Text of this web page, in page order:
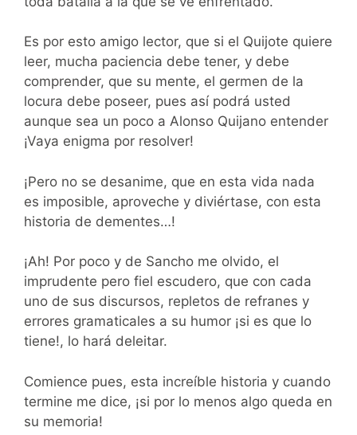
Es por esto amigo lector, que si el Quijote quiere
leer, mucha paciencia debe tener, y debe
comprender, que su mente, el germen de la
locura debe poseer, pues así podrá usted
aunque sea un poco a Alonso Quijano entender
¡Vaya enigma por resolver!
¡Pero no se desanime, que en esta vida nada
es imposible, aproveche y diviértase, con esta
historia de dementes…!
¡Ah! Por poco y de Sancho me olvido, el
imprudente pero fiel escudero, que con cada
uno de sus discursos, repletos de refranes y
errores gramaticales a su humor ¡si es que lo
tiene!, lo hará deleitar.
Comience pues, esta increíble historia y cuando
termine me dice, ¡si por lo menos algo queda en
su memoria!